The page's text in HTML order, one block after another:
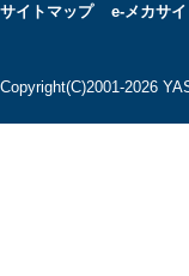
サイトマップ e-メカサ
Copyright(C)2001‐2026